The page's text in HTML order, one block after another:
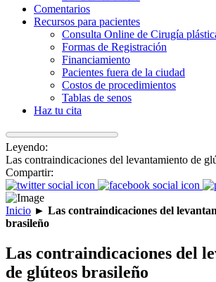
Comentarios
Recursos para pacientes
Consulta Online de Cirugía
Formas de Registración
Financiamiento
Pacientes fuera de la ciudad
Costos de procedimientos
Tablas de senos
Haz tu cita
Leyendo:
Las contraindicaciones del levantamiento de
Compartir:
Inicio ► Las contraindicaciones del
brasileño
Las contraindicaciones del
de glúteos brasileño